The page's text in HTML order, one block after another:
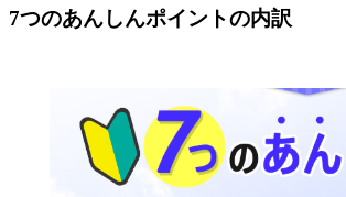
7つのあんしんポイントの内訳